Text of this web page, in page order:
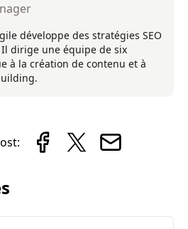
développe des stratégies SEO
dirige une équipe de six
à la création de contenu et à